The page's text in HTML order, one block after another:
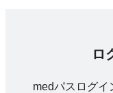
ロ
medパスログイ